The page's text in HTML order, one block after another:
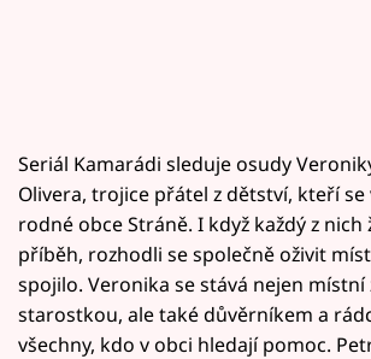
Seriál Kamarádi sleduje osudy
Olivera, trojice přátel z dětství, kteří se
rodné obce Stráně. I když každý z nich
příběh, rozhodli se společně oživit
spojilo. Veronika se stává nejen
starostkou, ale také důvěrníkem a
všechny, kdo v obci hledají pomoc.